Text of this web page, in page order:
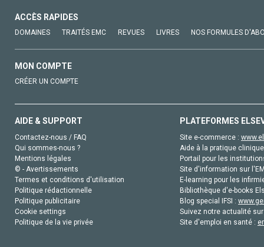
ACCÈS RAPIDES
DOMAINES TRAITÉS EMC REVUES LIVRES NOS FORMULES
MON COMPTE
CRÉER UN COMPTE
AIDE & SUPPORT
Contactez-nous / FAQ
Qui sommes-nous ?
Mentions légales
© - Avertissements
Termes et conditions d'utilisation
Politique rédactionnelle
Politique publicitaire
Cookie settings
Politique de la vie privée
PLATEFORMES
Site e-commerce :
Aide à la pratique
Portail pour les
Site d'information sur
E-learning pour les
Bibliothèque d'e-books
Blog special IFSI :
Suivez notre actualité
Site d'emploi en santé :